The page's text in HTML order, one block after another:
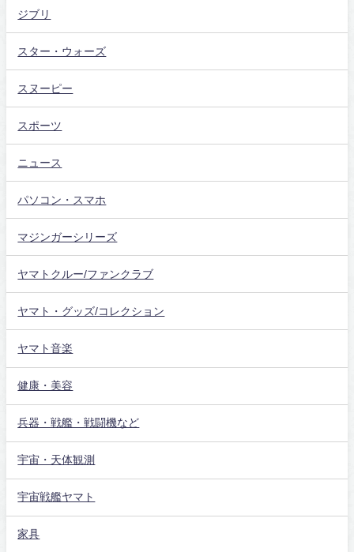
ジブリ
スター・ウォーズ
スヌーピー
スポーツ
ニュース
パソコン・スマホ
マジンガーシリーズ
ヤマトクルー/ファンクラブ
ヤマト・グッズ/コレクション
ヤマト音楽
健康・美容
兵器・戦艦・戦闘機など
宇宙・天体観測
宇宙戦艦ヤマト
家具